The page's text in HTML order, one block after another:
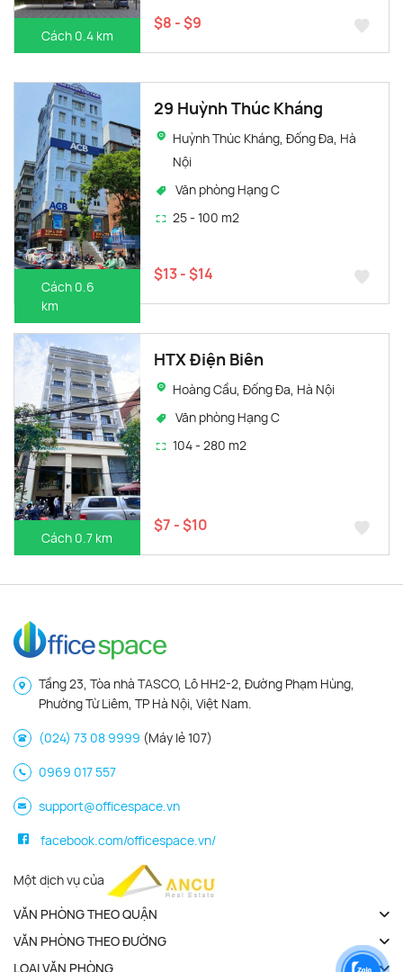
Cách 0.4 km
$8 - $9
Cách 0.6
km
29 Huỳnh Thúc Kháng
Huỳnh Thúc Kháng, Đống Đa, Hà
Nội
Văn phòng Hạng C
25 - 100 m2
$13 - $14
Cách 0.7 km
HTX Điện Biên
Hoàng Cầu, Đống Đa, Hà Nội
Văn phòng Hạng C
104 - 280 m2
$7 - $10
Tầng 23, Tòa nhà TASCO, Lô HH2-2, Đường Phạm Hùng,
Phường Từ Liêm, TP Hà Nội, Việt Nam.
(024) 73 08 9999 (Máy lẻ 107)
0969 017 557
support@officespace.vn
facebook.com/officespace.vn/
Một dịch vụ của
VĂN PHÒNG THEO QUẬN
VĂN PHÒNG THEO ĐƯỜNG
LOẠI VĂN PHÒNG